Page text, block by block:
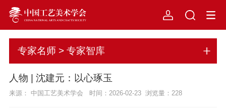
专家名师 > 专家智库
人物 | 沈建元：以心琢玉
来源： 中国工艺美术学会 时间：2026-02-23 浏览量： 228